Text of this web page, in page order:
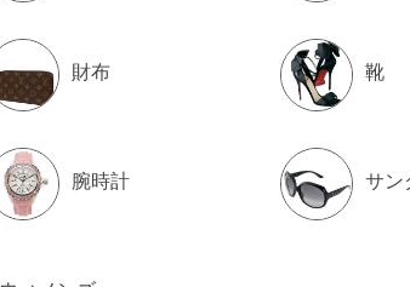
財布 靴
腕時計 サン